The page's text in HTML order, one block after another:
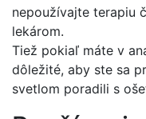
nepoužívajte terapiu
lekárom.
Tiež pokiaľ máte v
dôležité, aby ste sa
svetlom poradili s